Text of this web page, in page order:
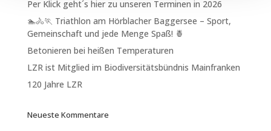
Per Klick geht´s hier zu unseren Terminen in 2026
🏊🚴🏃 Triathlon am Hörblacher Baggersee – Sport,
Gemeinschaft und jede Menge Spaß! 🍍
Betonieren bei heißen Temperaturen
LZR ist Mitglied im Biodiversitätsbündnis Mainfranken
120 Jahre LZR
Neueste Kommentare